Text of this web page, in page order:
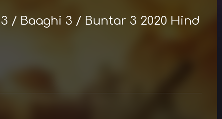
/ Baaghi 3 / Buntar 3 2020 Hind